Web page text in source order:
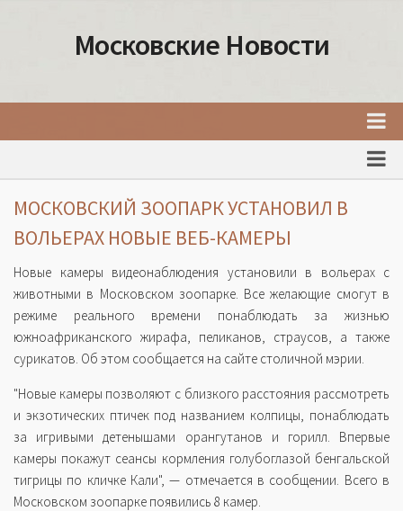
Московские Новости
Факты о Москве
Москва
Товары и услуги Москвы
МОСКОВСКИЙ ЗООПАРК УСТАНОВИЛ В
ВОЛЬЕРАХ НОВЫЕ ВЕБ-КАМЕРЫ‍
Новые камеры видеонаблюдения установили в вольерах с
животными в Московском зоопарке. Все желающие смогут в
режиме реального времени понаблюдать за жизнью
южноафриканского жирафа, пеликанов, страусов, а также
сурикатов. Об этом сообщается на сайте столичной мэрии.
"Новые камеры позволяют с близкого расстояния рассмотреть
и экзотических птичек под названием колпицы, понаблюдать
за игривыми детенышами орангутанов и горилл. Впервые
камеры покажут сеансы кормления голубоглазой бенгальской
тигрицы по кличке Кали", — отмечается в сообщении. Всего в
Московском зоопарке появились 8 камер.